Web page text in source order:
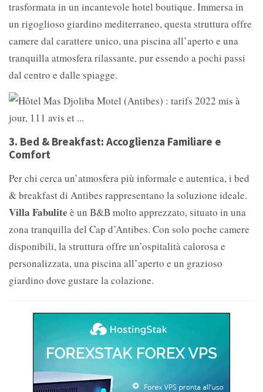
trasformata in un incantevole hotel boutique. Immersa in
un rigoglioso giardino mediterraneo, questa struttura offre
camere dal carattere unico, una piscina all’aperto e una
tranquilla atmosfera rilassante, pur essendo a pochi passi
dal centro e dalle spiagge.
3. Bed & Breakfast: Accoglienza Familiare e
Comfort
Per chi cerca un’atmosfera più informale e autentica, i bed
& breakfast di Antibes rappresentano la soluzione ideale.
Villa Fabulite è un B&B molto apprezzato, situato in una
zona tranquilla del Cap d’Antibes. Con solo poche camere
disponibili, la struttura offre un’ospitalità calorosa e
personalizzata, una piscina all’aperto e un grazioso
giardino dove gustare la colazione.